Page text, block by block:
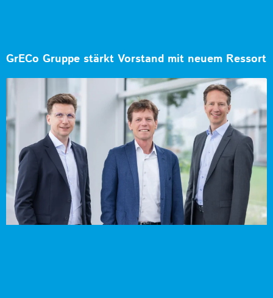
GrECo Gruppe stärkt Vorstand mit neuem Ressort